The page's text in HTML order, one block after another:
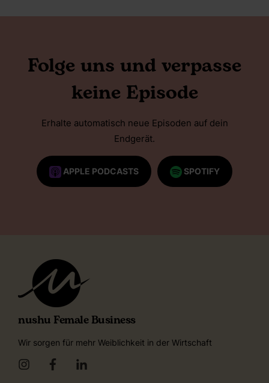
Folge uns und verpasse
keine Episode
Erhalte automatisch neue Episoden auf dein
Endgerät.
APPLE PODCASTS SPOTIFY
nushu Female Business
Wir sorgen für mehr Weiblichkeit in der Wirtschaft